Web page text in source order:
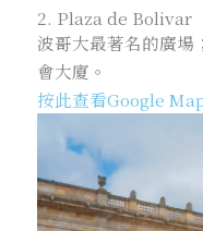
2. Plaza de Bolivar
波哥大最著名的廣場
會大廈。
按此查看Google